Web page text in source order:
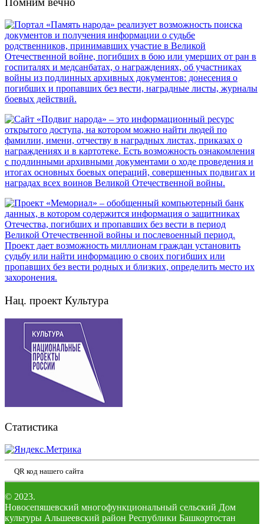
Нац. проект Культура
Статистика
QR код нашего сайта
© 2023.
Новосепяшевский многофункциональный сельский Дом
культуры Альшеевский район Республики Башкортостан